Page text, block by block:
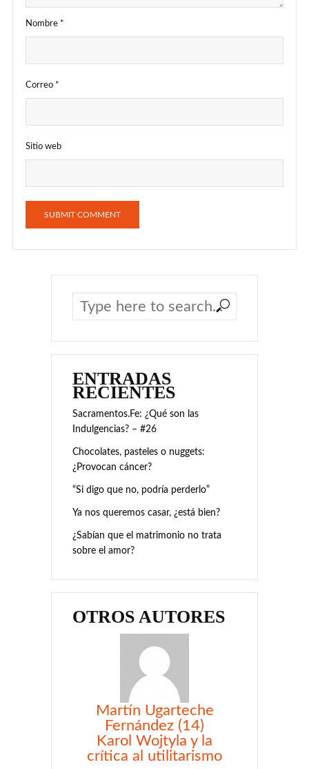
Nombre *
Correo *
Sitio web
ENTRADAS
RECIENTES
Sacramentos.Fe: ¿Qué son las
Indulgencias? – #26
Chocolates, pasteles o nuggets:
¿Provocan cáncer?
“Si digo que no, podría perderlo”
Ya nos queremos casar, ¿está bien?
¿Sabían que el matrimonio no trata
sobre el amor?
OTROS AUTORES
Martín Ugarteche
Fernández (14)
Karol Wojtyla y la
crítica al utilitarismo